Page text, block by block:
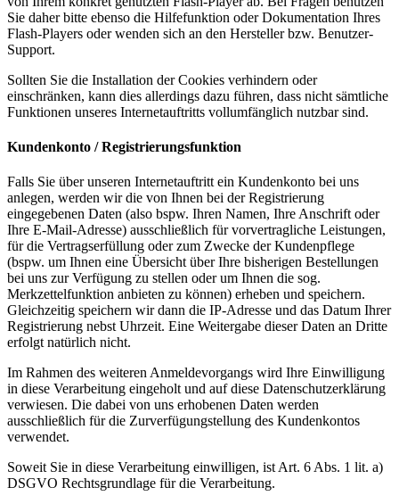
Sie daher bitte ebenso die Hilfefunktion oder Dokumentation Ihres
Flash-Players oder wenden sich an den Hersteller bzw. Benutzer-
Support.
Sollten Sie die Installation der Cookies verhindern oder
einschränken, kann dies allerdings dazu führen, dass nicht sämtliche
Funktionen unseres Internetauftritts vollumfänglich nutzbar sind.
Kundenkonto / Registrierungsfunktion
Falls Sie über unseren Internetauftritt ein Kundenkonto bei uns
anlegen, werden wir die von Ihnen bei der Registrierung
eingegebenen Daten (also bspw. Ihren Namen, Ihre Anschrift oder
Ihre E-Mail-Adresse) ausschließlich für vorvertragliche Leistungen,
für die Vertragserfüllung oder zum Zwecke der Kundenpflege
(bspw. um Ihnen eine Übersicht über Ihre bisherigen Bestellungen
bei uns zur Verfügung zu stellen oder um Ihnen die sog.
Merkzettelfunktion anbieten zu können) erheben und speichern.
Gleichzeitig speichern wir dann die IP-Adresse und das Datum Ihrer
Registrierung nebst Uhrzeit. Eine Weitergabe dieser Daten an Dritte
erfolgt natürlich nicht.
Im Rahmen des weiteren Anmeldevorgangs wird Ihre Einwilligung
in diese Verarbeitung eingeholt und auf diese Datenschutzerklärung
verwiesen. Die dabei von uns erhobenen Daten werden
ausschließlich für die Zurverfügungstellung des Kundenkontos
verwendet.
Soweit Sie in diese Verarbeitung einwilligen, ist Art. 6 Abs. 1 lit. a)
DSGVO Rechtsgrundlage für die Verarbeitung.